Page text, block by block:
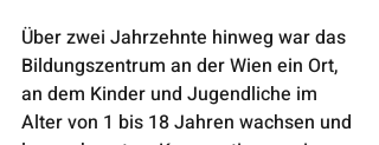
Über zwei Jahrzehnte hinweg war das
Bildungszentrum an der Wien ein Ort,
an dem Kinder und Jugendliche im
Alter von 1 bis 18 Jahren wachsen und